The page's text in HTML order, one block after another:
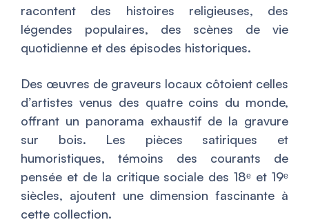
racontent des histoires religieuses, des
légendes populaires, des scènes de vie
quotidienne et des épisodes historiques.
Des œuvres de graveurs locaux côtoient celles
d’artistes venus des quatre coins du monde,
offrant un panorama exhaustif de la gravure
sur bois. Les pièces satiriques et
humoristiques, témoins des courants de
pensée et de la critique sociale des 18ᵉ et 19ᵉ
siècles, ajoutent une dimension fascinante à
cette collection.